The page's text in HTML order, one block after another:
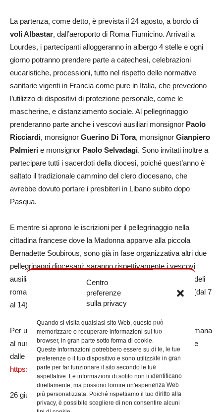
Centro
preferenze
sulla privacy
Quando si visita qualsiasi sito Web, questo può
memorizzare o recuperare informazioni sul tuo
browser, in gran parte sotto forma di cookie.
Queste informazioni potrebbero essere su di te, le tue
preferenze o il tuo dispositivo e sono utilizzate in gran
parte per far funzionare il sito secondo le tue
aspettative. Le informazioni di solito non ti identificano
direttamente, ma possono fornire un'esperienza Web
più personalizzata. Poiché rispettiamo il tuo diritto alla
privacy, è possibile scegliere di non consentire alcuni
La partenza, come detto, è prevista il 24 agosto, a bordo di
voli Albastar, dall’aeroporto di Roma Fiumicino. Arrivati a
Lourdes, i partecipanti alloggeranno in albergo 4 stelle e ogni
giorno potranno prendere parte a catechesi, celebrazioni
eucaristiche, processioni, tutto nel rispetto delle normative
sanitarie vigenti in Francia come pure in Italia, che prevedono
l’utilizzo di dispositivi di protezione personale, come le
mascherine, e distanziamento sociale. Al pellegrinaggio
prenderanno parte anche i vescovi ausiliari monsignor Paolo
Ricciardi, monsignor Guerino Di Tora, monsignor Gianpiero
Palmieri e monsignor Paolo Selvadagi. Sono invitati inoltre a
partecipare tutti i sacerdoti della diocesi, poiché quest’anno è
saltato il tradizionale cammino del clero diocesano, che
avrebbe dovuto portare i presbiteri in Libano subito dopo
Pasqua.
E mentre si aprono le iscrizioni per il pellegrinaggio nella
cittadina francese dove la Madonna apparve alla piccola
Bernadette Soubirous, sono già in fase organizzativa altri due
pellegrinaggi diocesani: saranno rispettivamente i vescovi
ausiliari Guerino Di Tora e Daniele Libanori a condurre i fedeli
romani in
e aFatima, nei mesi di settembre (dal 7
al 14) e di ottobre (dall’11 al 14).
Per ulteriori informazioni e iscrizioni, contattare l’Opera romana
al numero 06.698961 (dal lunedì al venerdì dalle 9 alle 13 e
dalle 14 alle 17.30) oppure consultare il sito
https://www.operaromanapellegrinaggi.org/it.
26 giugno 2020